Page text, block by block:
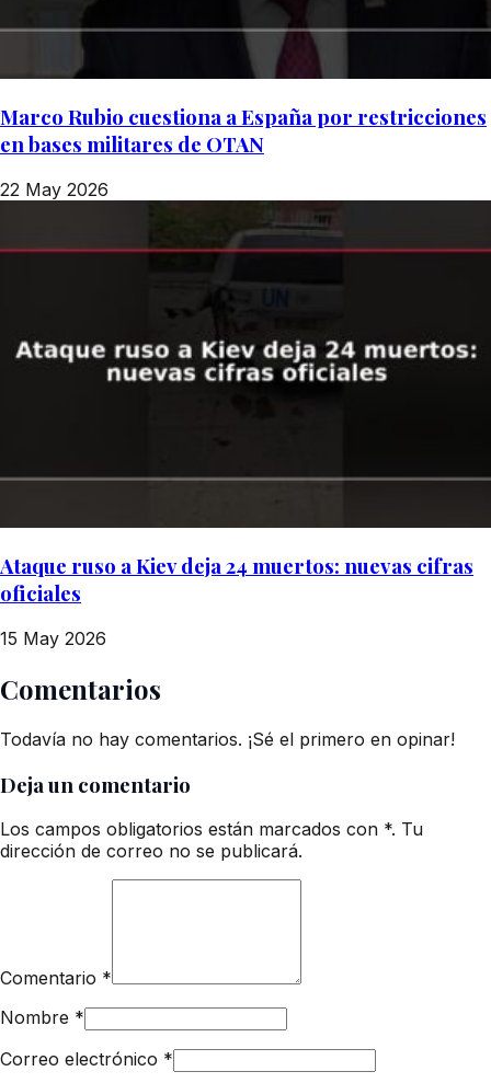
Marco Rubio cuestiona a España por restricciones
en bases militares de OTAN
22 May 2026
Ataque ruso a Kiev deja 24 muertos: nuevas cifras
oficiales
15 May 2026
Comentarios
Todavía no hay comentarios. ¡Sé el primero en opinar!
Deja un comentario
Los campos obligatorios están marcados con *. Tu
dirección de correo no se publicará.
Comentario *
Nombre *
Correo electrónico *